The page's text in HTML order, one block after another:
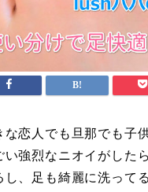
な恋人でも旦那でも子
い強烈なニオイがした
、足も綺麗に洗ってる